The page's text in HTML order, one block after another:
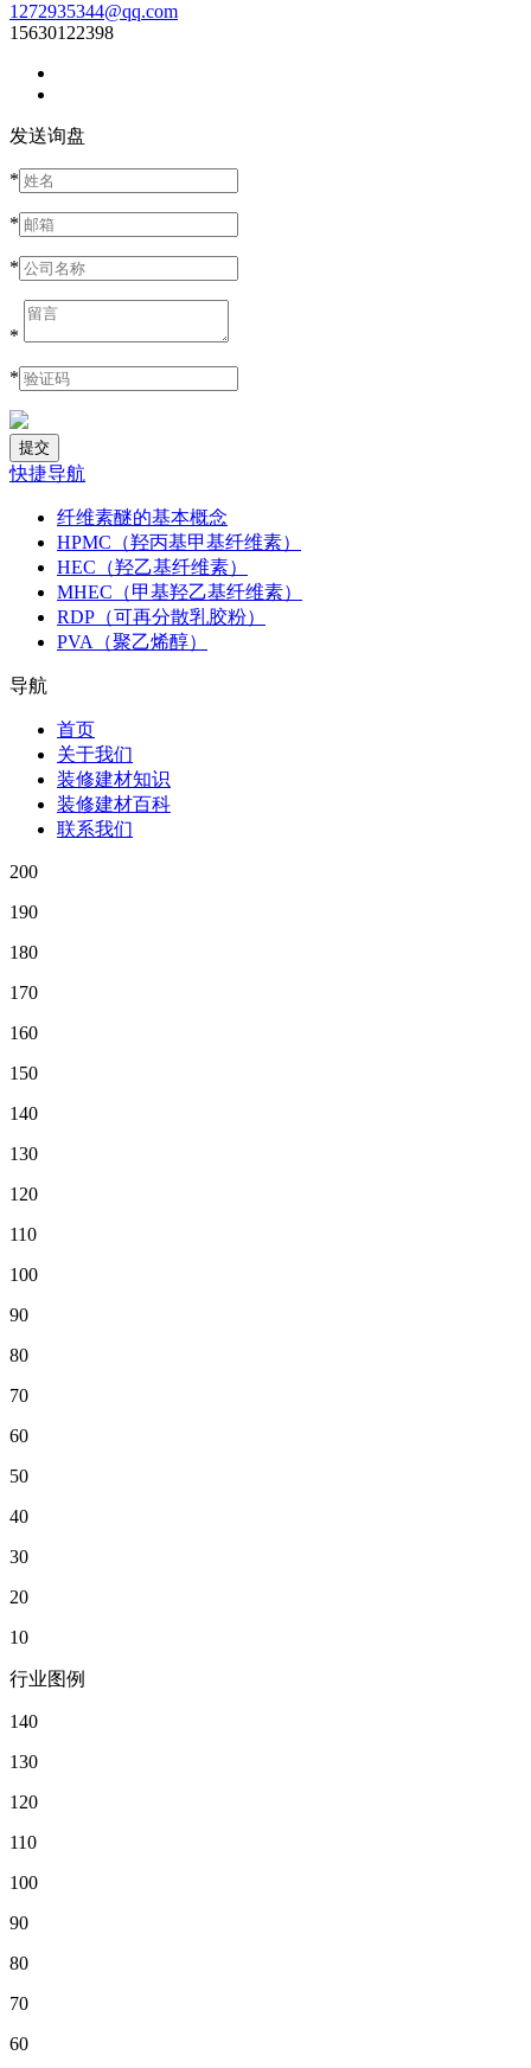
1272935344@qq.com
15630122398
发送询盘
*
*
*
*
*
快捷导航
纤维素醚的基本概念
HPMC（羟丙基甲基纤维素）
HEC（羟乙基纤维素）
MHEC（甲基羟乙基纤维素）
RDP（可再分散乳胶粉）
PVA（聚乙烯醇）
导航
首页
关于我们
装修建材知识
装修建材百科
联系我们
200
190
180
170
160
150
140
130
120
110
100
90
80
70
60
50
40
30
20
10
行业图例
140
130
120
110
100
90
80
70
60